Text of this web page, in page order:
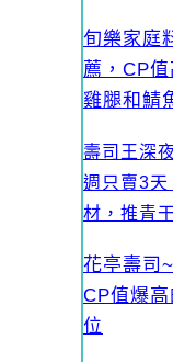
旬樂家庭
薦，CP
雞腿和鯖
壽司王深
週只賣3天
材，推青
花亭壽司
CP值爆
位